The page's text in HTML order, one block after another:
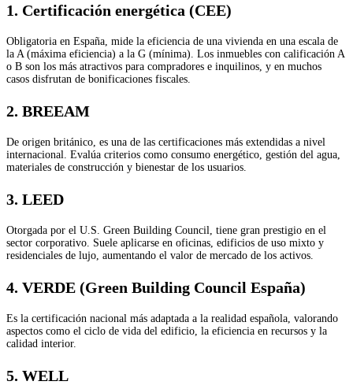
1. Certificación energética (CEE)
Obligatoria en España, mide la eficiencia de una vivienda en una escala de
la A (máxima eficiencia) a la G (mínima). Los inmuebles con calificación A
o B son los más atractivos para compradores e inquilinos, y en muchos
casos disfrutan de bonificaciones fiscales.
2. BREEAM
De origen británico, es una de las certificaciones más extendidas a nivel
internacional. Evalúa criterios como consumo energético, gestión del agua,
materiales de construcción y bienestar de los usuarios.
3. LEED
Otorgada por el U.S. Green Building Council, tiene gran prestigio en el
sector corporativo. Suele aplicarse en oficinas, edificios de uso mixto y
residenciales de lujo, aumentando el valor de mercado de los activos.
4. VERDE (Green Building Council España)
Es la certificación nacional más adaptada a la realidad española, valorando
aspectos como el ciclo de vida del edificio, la eficiencia en recursos y la
calidad interior.
5. WELL